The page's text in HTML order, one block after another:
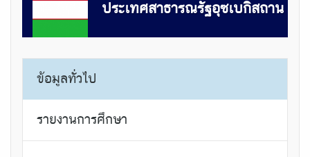
ประเทศสาธารณรัฐอุซเบกิสถาน
ข้อมูลทั่วไป
รายงานการศึกษา